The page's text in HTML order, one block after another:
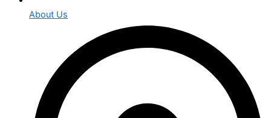
About Us